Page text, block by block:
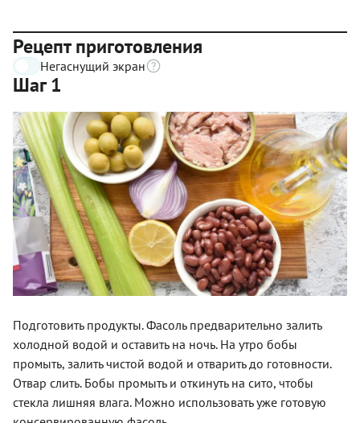
Рецепт приготовления
Негаснущий экран
Шаг 1
Подготовить продукты. Фасоль предварительно залить
холодной водой и оставить на ночь. На утро бобы
промыть, залить чистой водой и отварить до готовности.
Отвар слить. Бобы промыть и откинуть на сито, чтобы
стекла лишняя влага. Можно использовать уже готовую